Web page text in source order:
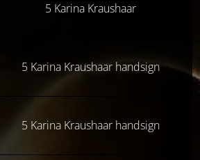
5 Karina Kraushaar
5 Karina Kraushaar handsign
5 Karina Kraushaar handsign